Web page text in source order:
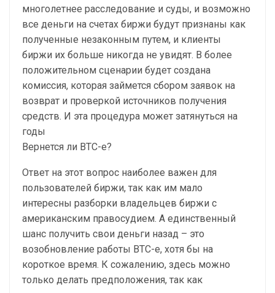
многолетнее расследование и суды, и возможно
все деньги на счетах биржи будут признаны как
полученные незаконным путем, и клиенты
биржи их больше никогда не увидят. В более
положительном сценарии будет создана
комиссия, которая займется сбором заявок на
возврат и проверкой источников получения
средств. И эта процедура может затянуться на
годы
Вернется ли BTC-e?
Ответ на этот вопрос наиболее важен для
пользователей биржи, так как им мало
интересны разборки владельцев биржи с
американским правосудием. А единственный
шанс получить свои деньги назад – это
возобновление работы BTC-e, хотя бы на
короткое время. К сожалению, здесь можно
только делать предположения, так как